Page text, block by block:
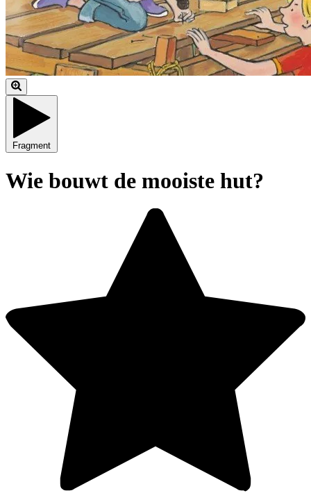
Fragment
Wie bouwt de mooiste hut?